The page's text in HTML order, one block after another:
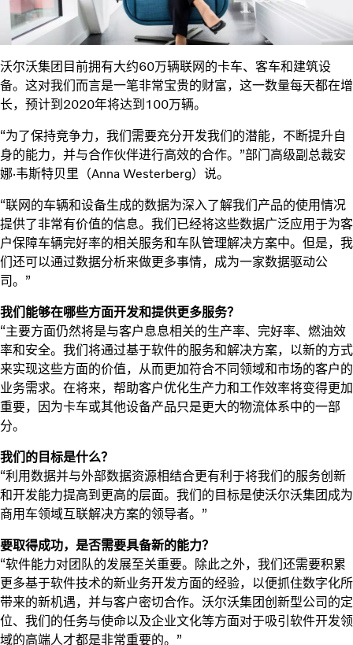
沃尔沃集团目前拥有大约60万辆联网的卡车、客车和建筑设
备。这对我们而言是一笔非常宝贵的财富，这一数量每天都在增
长，预计到2020年将达到100万辆。
“为了保持竞争力，我们需要充分开发我们的潜能，不断提升自
身的能力，并与合作伙伴进行高效的合作。”部门高级副总裁安
娜·韦斯特贝里（Anna Westerberg）说。
“联网的车辆和设备生成的数据为深入了解我们产品的使用情况
提供了非常有价值的信息。我们已经将这些数据广泛应用于为客
户保障车辆完好率的相关服务和车队管理解决方案中。但是，我
们还可以通过数据分析来做更多事情，成为一家数据驱动公
司。”
我们能够在哪些方面开发和提供更多服务？
“主要方面仍然将是与客户息息相关的生产率、完好率、燃油效
率和安全。我们将通过基于软件的服务和解决方案，以新的方式
来实现这些方面的价值，从而更加符合不同领域和市场的客户的
业务需求。在将来，帮助客户优化生产力和工作效率将变得更加
重要，因为卡车或其他设备产品只是更大的物流体系中的一部
分。
我们的目标是什么？
“利用数据并与外部数据资源相结合更有利于将我们的服务创新
和开发能力提高到更高的层面。我们的目标是使沃尔沃集团成为
商用车领域互联解决方案的领导者。”
要取得成功，是否需要具备新的能力？
“软件能力对团队的发展至关重要。除此之外，我们还需要积累
更多基于软件技术的新业务开发方面的经验，以便抓住数字化所
带来的新机遇，并与客户密切合作。沃尔沃集团创新型公司的定
位、我们的任务与使命以及企业文化等方面对于吸引软件开发领
域的高端人才都是非常重要的。”